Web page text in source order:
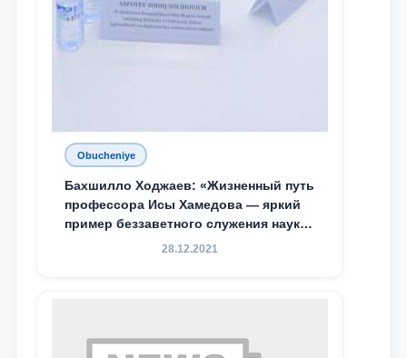
Obucheniye
Бахшилло Ходжаев: «Жизненный путь
профессора Исы Хамедова — яркий
пример беззаветного служения науке,
Родине и воспитанию молодого
28.12.2021